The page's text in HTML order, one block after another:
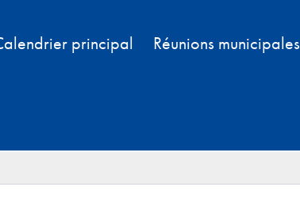
principal Réunions municipales